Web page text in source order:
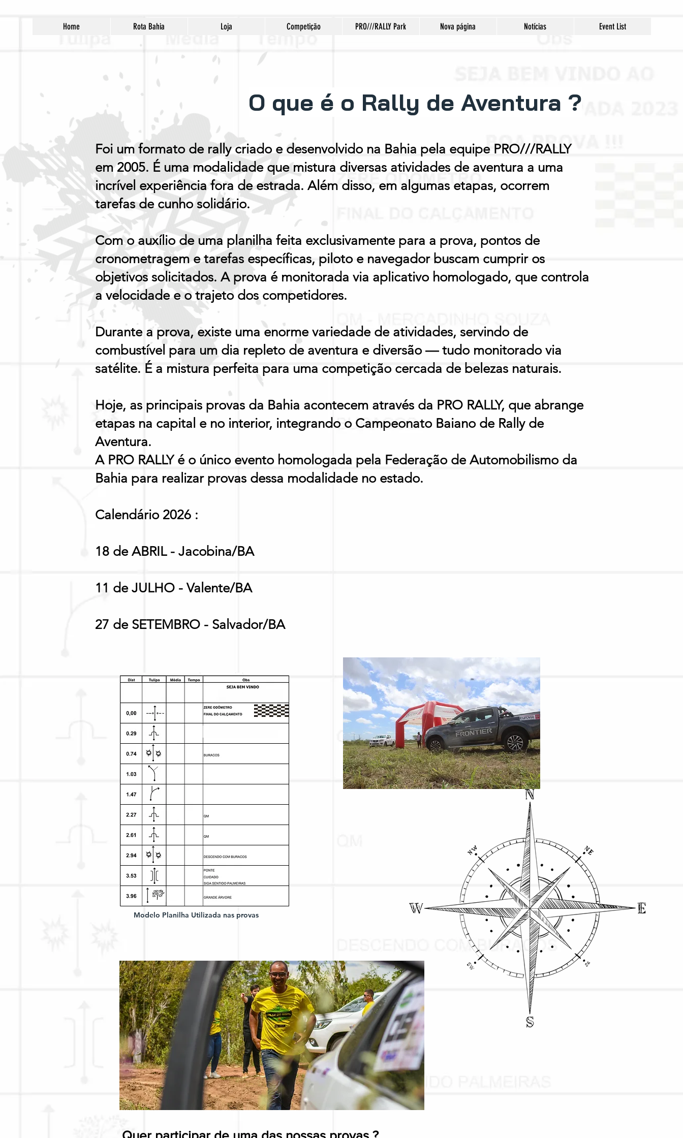
Home Rota Bahia Loja Competição PRO///RALLY Park Nova página Notícias Event List
O que é o Rally de Aventura ?
Foi um formato de rally criado e desenvolvido na Bahia pela equipe PRO///RALLY
em 2005. É uma modalidade que mistura diversas atividades de aventura a uma
incrível experiência fora de estrada. Além disso, em algumas etapas, ocorrem
tarefas de cunho solidário.
Com o auxílio de uma planilha feita exclusivamente para a prova, pontos de
cronometragem e tarefas específicas, piloto e navegador buscam cumprir os
objetivos solicitados. A prova é monitorada via aplicativo homologado, que controla
a velocidade e o trajeto dos competidores.
Durante a prova, existe uma enorme variedade de atividades, servindo de
combustível para um dia repleto de aventura e diversão — tudo monitorado via
satélite. É a mistura perfeita para uma competição cercada de belezas naturais.
Hoje, as principais provas da Bahia acontecem através da PRO RALLY, que abrange
etapas na capital e no interior, integrando o Campeonato Baiano de Rally de
Aventura.
A PRO RALLY é o único evento homologada pela Federação de Automobilismo da
Bahia para realizar provas dessa modalidade no estado.
Calendário 2026 :
18 de ABRIL - Jacobina/BA​
11 de JULHO - Valente/BA
27 de SETEMBRO - Salvador/BA
Modelo Planilha Utilizada nas provas